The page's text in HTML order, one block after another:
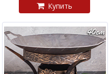
Купить